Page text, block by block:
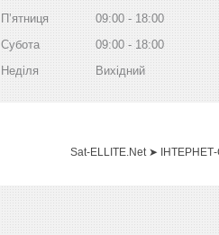
Пʼятниця
09:00
18:00
Субота
09:00
18:00
Неділя
Вихідний